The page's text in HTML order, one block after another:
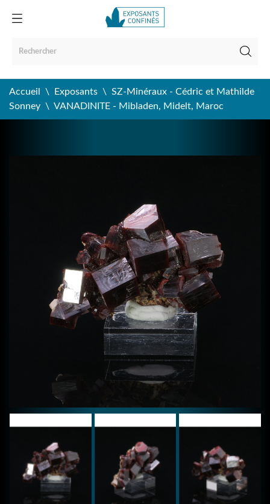
Accueil Exposants
SZ-Minéraux - Cédric et Mathilde
Sonney
VANADINITE - Mibladen, Midelt, Maroc